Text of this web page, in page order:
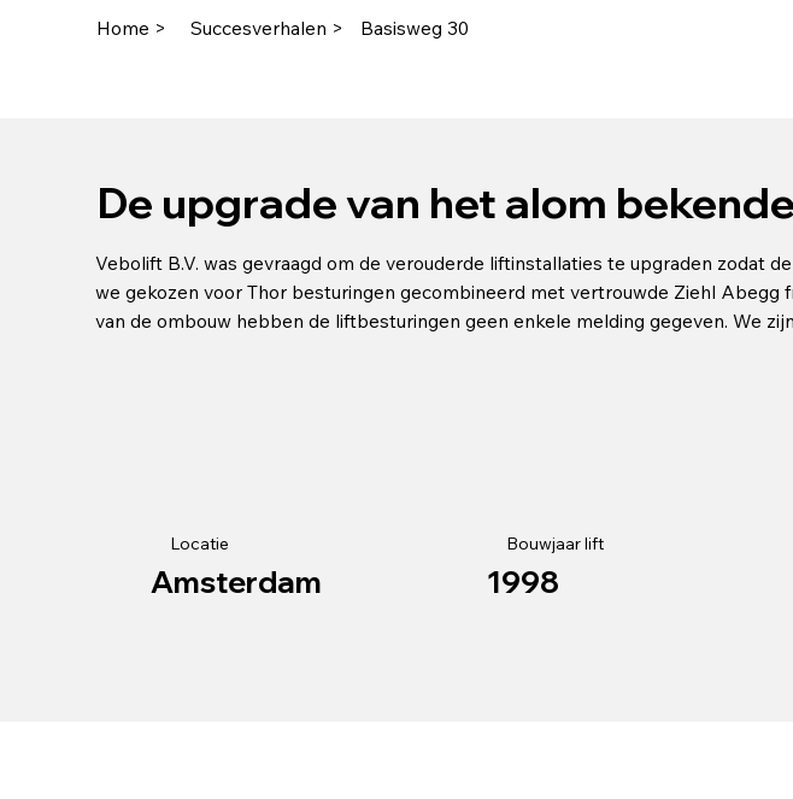
Succesverhalen >
Home > Basisweg 30
De upgrade van het alom
Vebolift B.V. was gevraagd om de verouderde liftinstallaties te upgraden zodat
we gekozen voor Thor besturingen gecombineerd met vertrouwde Ziehl
van de ombouw hebben de liftbesturingen geen enkele melding gegeven. We
Amsterdam
Locatie
1998
Bouwjaar lift